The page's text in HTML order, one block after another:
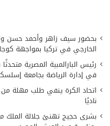
بحضور سيف زاهر وأحمد حسن
الخارجي في تركيا بمواجهة
رئيس البارالمبية المصرية
في إدارة الرياضة بجامعة
ناديًا
بشرى حجيج تهنئ جلالة الملك